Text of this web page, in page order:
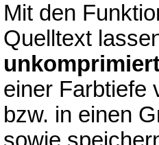
Mit den
Quelltext
einer Farbtiefe
bzw. in einen